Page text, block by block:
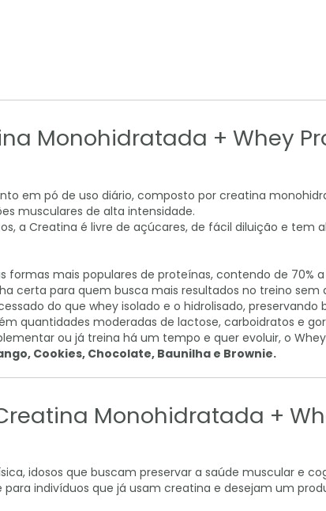
Monohidratada + Whey
em pó de uso diário, composto por creatina
musculares de alta intensidade.
a Creatina é livre de açúcares, de fácil diluição e
formas mais populares de proteínas, contendo de
certa para quem busca mais resultados no treino sem
do que whey isolado e o hidrolisado,
quantidades moderadas de lactose, carboidratos e
ou já treina há um tempo e quer evoluir, o
Cookies, Chocolate, Baunilha e Brownie.
Monohidratada +
idosos que buscam preservar a saúde muscular e
indivíduos que já usam creatina e desejam um